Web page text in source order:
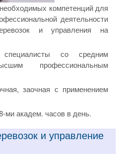
компетенций для
деятельности
и управления на
специалисты со средним
профессиональным
заочная с применением
ми академ. часов в день.
и управление